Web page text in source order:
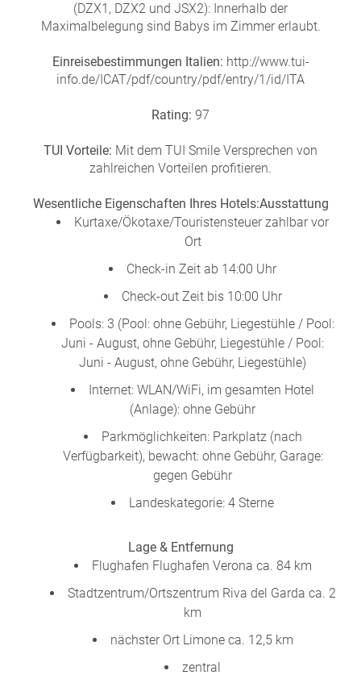
(DZX1, DZX2 und JSX2): Innerhalb der
Maximalbelegung sind Babys im Zimmer erlaubt.
Einreisebestimmungen Italien: http://www.tui-
info.de/ICAT/pdf/country/pdf/entry/1/id/ITA
Rating: 97
TUI Vorteile: Mit dem TUI Smile Versprechen von
zahlreichen Vorteilen profitieren.
Wesentliche Eigenschaften Ihres Hotels:Ausstattung
Kurtaxe/Ökotaxe/Touristensteuer zahlbar vor
Ort
Check-in Zeit ab 14:00 Uhr
Check-out Zeit bis 10:00 Uhr
Pools: 3 (Pool: ohne Gebühr, Liegestühle / Pool:
Juni - August, ohne Gebühr, Liegestühle / Pool:
Juni - August, ohne Gebühr, Liegestühle)
Internet: WLAN/WiFi, im gesamten Hotel
(Anlage): ohne Gebühr
Parkmöglichkeiten: Parkplatz (nach
Verfügbarkeit), bewacht: ohne Gebühr, Garage:
gegen Gebühr
Landeskategorie: 4 Sterne
Lage & Entfernung
Flughafen Flughafen Verona ca. 84 km
Stadtzentrum/Ortszentrum Riva del Garda ca. 2
km
nächster Ort Limone ca. 12,5 km
zentral